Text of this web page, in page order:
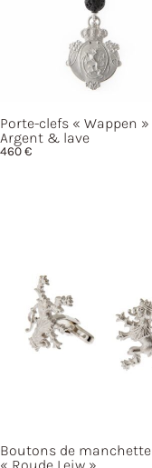
Porte-clefs « Wappen »
Argent & lave
460€
Boutons de manchette